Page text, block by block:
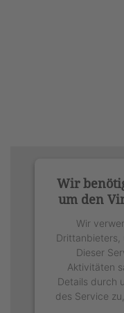
Wir
um den
Wir
Drittanbieters,
Dieser
Aktivitäten
Details durch
des Service